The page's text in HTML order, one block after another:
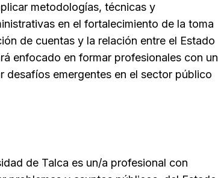
metodologías, técnicas y
en el fortalecimiento de la toma
de cuentas y la relación entre el Estado
enfocado en formar profesionales con un
desafíos emergentes en el sector público
de Talca es un/a profesional con